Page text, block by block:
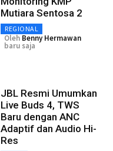
Mutiara Sentosa 2
REGIONAL
Oleh Benny Hermawan
baru saja
JBL Resmi Umumkan
Live Buds 4, TWS
Baru dengan ANC
Adaptif dan Audio Hi-
Res